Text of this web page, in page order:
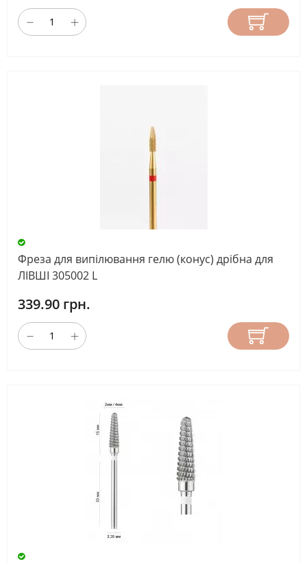
Фреза для випілювання гелю (конус) дрібна для
ЛІВШІ 305002 L
339.90 грн.